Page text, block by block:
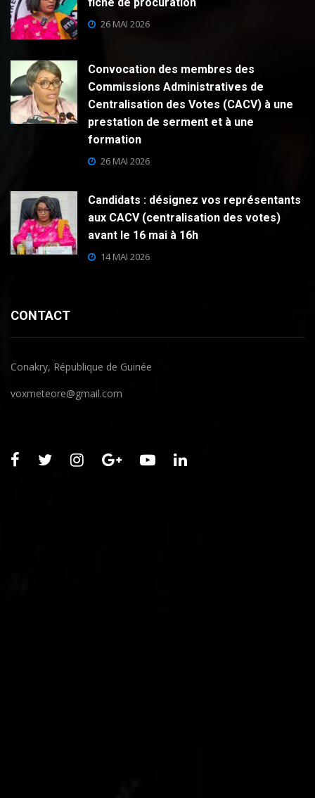
26 MAI 2026
Convocation des membres des
Commissions Administratives de
Centralisation des Votes (CACV) à une
prestation de serment et à une
formation
26 MAI 2026
Candidats : désignez vos représentants
aux CACV (centralisation des votes)
avant le 16 mai à 16h
14 MAI 2026
CONTACT
Conakry, République de Guinée
voxmeteore@gmail.com